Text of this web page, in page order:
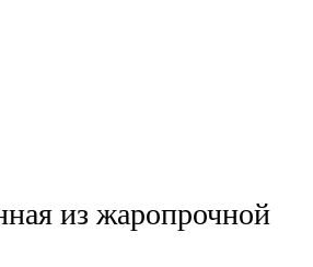
из жаропрочной